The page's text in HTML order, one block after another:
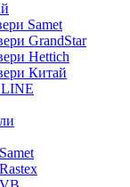
Samet
GrandStar
Hettich
Китай